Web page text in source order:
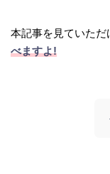
本記事を見ていただ
べますよ!